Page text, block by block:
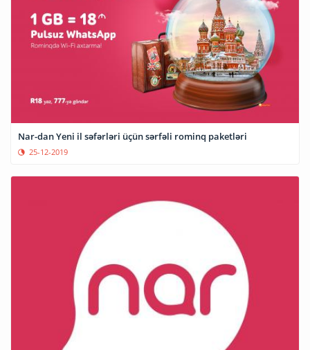
Nar-dan Yeni il səfərləri üçün sərfəli rominq paketləri
25-12-2019